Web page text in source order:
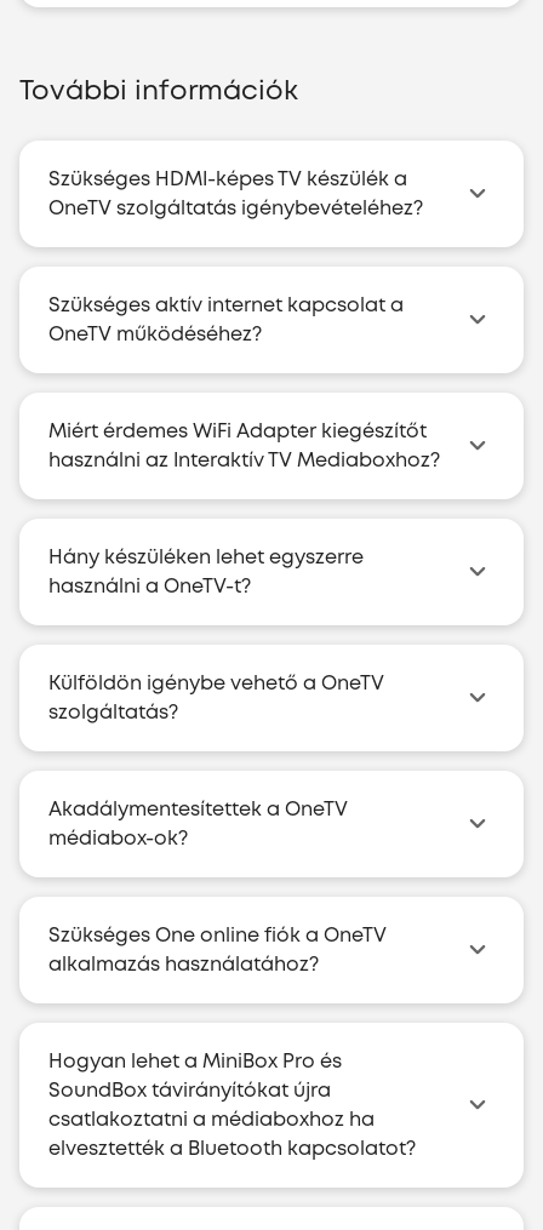
További információk
Szükséges HDMI-képes TV készülék a
OneTV szolgáltatás igénybevételéhez?
Szükséges aktív internet kapcsolat a
OneTV működéséhez?
Miért érdemes WiFi Adapter kiegészítőt
használni az Interaktív TV Mediaboxhoz?
Hány készüléken lehet egyszerre
használni a OneTV-t?
Külföldön igénybe vehető a OneTV
szolgáltatás?
Akadálymentesítettek a OneTV
médiabox-ok?
Szükséges One online fiók a OneTV
alkalmazás használatához?
Hogyan lehet a MiniBox Pro és
SoundBox távirányítókat újra
csatlakoztatni a médiaboxhoz ha
elvesztették a Bluetooth kapcsolatot?